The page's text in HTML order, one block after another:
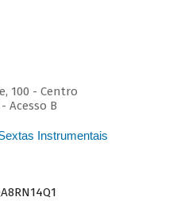
100 - Centro
Acesso B
Instrumentais